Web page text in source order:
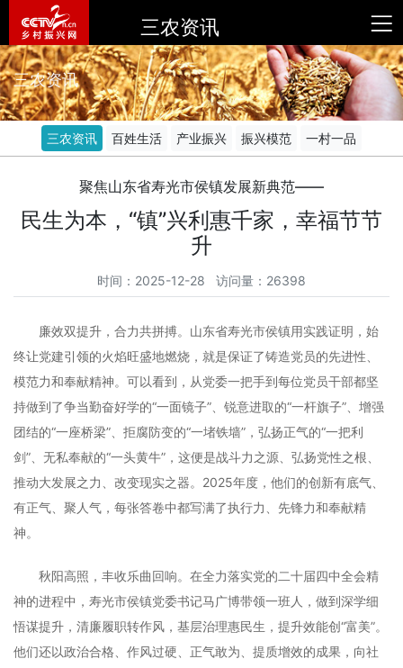
三农资讯
三农资讯
三农资讯 百姓生活 产业振兴 振兴模范 一村一品
聚焦山东省寿光市侯镇发展新典范——
民生为本，“镇”兴利惠千家，幸福节节
升
时间：2025-12-28 访问量：26398
廉效双提升，合力共拼搏。山东省寿光市侯镇用实践证明，始
终让党建引领的火焰旺盛地燃烧，就是保证了铸造党员的先进性、
模范力和奉献精神。可以看到，从党委一把手到每位党员干部都坚
持做到了争当勤奋好学的“一面镜子”、锐意进取的“一杆旗子”、增强
团结的“一座桥梁”、拒腐防变的“一堵铁墙”，弘扬正气的“一把利
剑”、无私奉献的“一头黄牛”，这便是战斗力之源、弘扬党性之根、
推动大发展之力、改变现实之器。2025年度，他们的创新有底气、
有正气、聚人气，每张答卷中都写满了执行力、先锋力和奉献精
神。
秋阳高照，丰收乐曲回响。在全力落实党的二十届四中全会精
神的进程中，寿光市侯镇党委书记马广博带领一班人，做到深学细
悟谋提升，清廉履职转作风，基层治理惠民生，提升效能创“富美”。
他们还以政治合格、作风过硬、正气敢为、提质增效的成果，向社